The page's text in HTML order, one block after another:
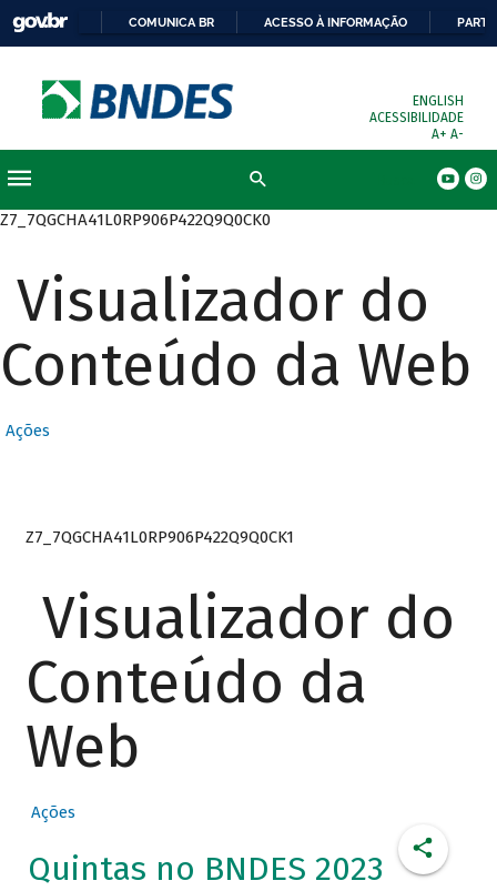
COMUNICA BR ACESSO À INFORMAÇÃO
ENGLISH
ACESSIBILIDADE
A+ A-
Z7_7QGCHA41L0RP906P422Q9Q0CK0
Visualizador do
Conteúdo da Web
Ações
Z7_7QGCHA41L0RP906P422Q9Q0CK1
Visualizador do
Conteúdo da
Web
Ações
Quintas no BNDES 2023